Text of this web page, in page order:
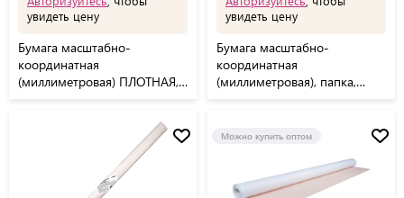
увидеть цену
Бумага масштабно-
координатная
(миллиметровая) ПЛОТНАЯ,
увидеть цену
Бумага масштабно-
координатная
(миллиметровая), папка,
м2, STAFF, 113486
Можно купить оптом